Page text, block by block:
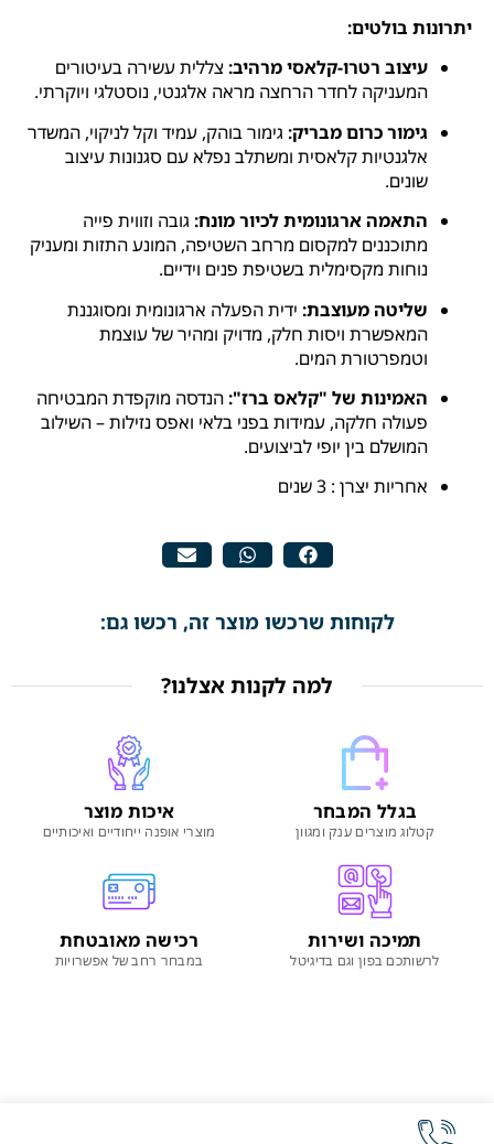
יתרונות בולטים:
עיצוב רטרו-קלאסי מרהיב:צללית עשירה בעיטורים
המעניקה לחדר הרחצה מראה אלגנטי, נוסטלגי ויוקרתי.
גימור כרום מבריק: גימור בוהק, עמיד וקל לניקוי, המשדר
אלגנטיות קלאסית ומשתלב נפלא עם סגנונות עיצוב
שונים.
התאמה ארגונומית לכיור מונח: גובה וזווית פייה
מתוכננים למקסום מרחב השטיפה, המונע התזות ומעניק
נוחות מקסימלית בשטיפת פנים וידיים.
שליטה מעוצבת: ידית הפעלה ארגונומית ומסוגננת
המאפשרת ויסות חלק, מדויק ומהיר של עוצמת
וטמפרטורת המים.
האמינות של "קלאס ברז":הנדסה מוקפדת המבטיחה
פעולה חלקה, עמידות בפני בלאי ואפס נזילות – השילוב
המושלם בין יופי לביצועים.
אחריות יצרן : 3 שנים
לקוחות שרכשו מוצר זה, רכשו גם:
למה לקנות אצלנו?
בגלל המבחר
קטלוג מוצרים ענק ומגוון
איכות מוצר
מוצרי אופנה ייחודיים ואיכותיים
תמיכה ושירות
לרשותכם בפון וגם בדיגיטל
רכישה מאובטחת
במבחר רחב של אפשרויות